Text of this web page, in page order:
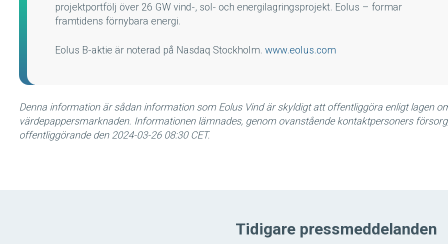
projektportfölj över 26 GW vind-, sol- och energilagringsprojekt. Eolus – formar
framtidens förnybara energi.
Eolus B-aktie är noterad på Nasdaq Stockholm. www.eolus.com
Denna information är sådan information som Eolus Vind är skyldigt att offentliggöra enligt lagen
värdepappersmarknaden. Informationen lämnades, genom ovanstående kontaktpersoners
offentliggörande den 2024-03-26 08:30 CET.
Tidigare pressmeddelanden